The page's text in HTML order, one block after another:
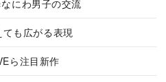
にわ男子の交流
も広がる表現
ら注目新作